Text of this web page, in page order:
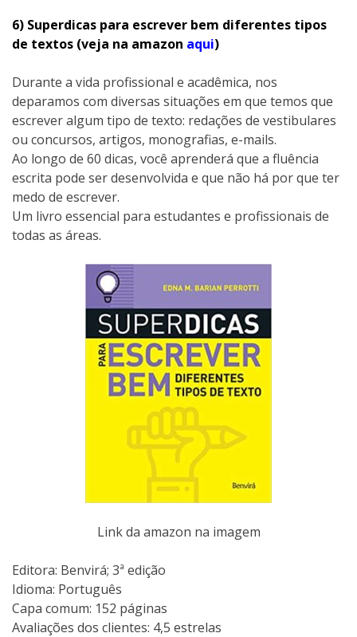
6) Superdicas para escrever bem diferentes tipos
de textos (veja na amazon aqui)
Durante a vida profissional e acadêmica, nos
deparamos com diversas situações em que temos que
escrever algum tipo de texto: redações de vestibulares
ou concursos, artigos, monografias, e-mails.
Ao longo de 60 dicas, você aprenderá que a fluência
escrita pode ser desenvolvida e que não há por que ter
medo de escrever.
Um livro essencial para estudantes e profissionais de
todas as áreas.
Link da amazon na imagem
Editora: Benvirá; 3ª edição
Idioma: Português
Capa comum:‎ 152 páginas
Avaliações dos clientes: 4,5 estrelas